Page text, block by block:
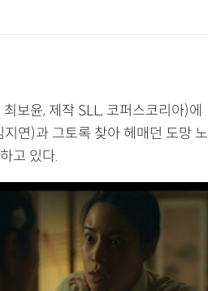
보윤, 제작 SLL, 코퍼스코리아)에
연)과 그토록 찾아 헤매던 도망 노
고 있다.